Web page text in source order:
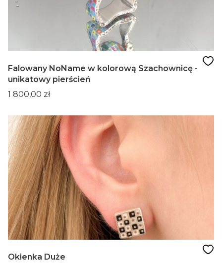
Falowany NoName w kolorową Szachownicę -
unikatowy pierścień
Cena
1 800,00 zł
Okienka Duże